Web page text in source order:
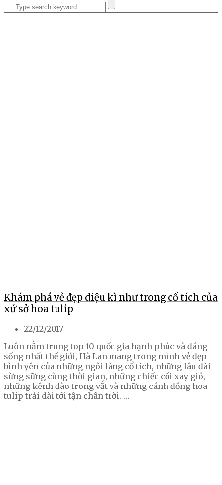
Khám phá vẻ đẹp diệu kì như trong cổ tích của
xứ sở hoa tulip
22/12/2017
Luôn nằm trong top 10 quốc gia hạnh phúc và đáng
sống nhất thế giới, Hà Lan mang trong mình vẻ đẹp
bình yên của những ngôi làng cổ tích, những lâu đài
sừng sững cùng thời gian, những chiếc cối xay gió,
những kênh đào trong vắt và những cánh đồng hoa
tulip trải dài tới tận chân trời. …